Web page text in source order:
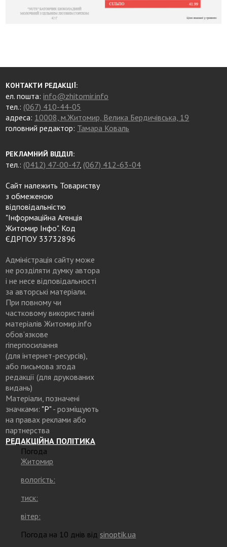
КОНТАКТИ РЕДАКЦІЇ:
ел. пошта:info@zhitomir.info
тел.: (067) 410-44-05
адреса: 10008, м.Житомир, Велика Бердичівська, 19
головний редактор: Тамара Коваль
РЕКЛАМНИЙ ВІДДІЛ:
тел.: (0412) 47-00-47, (067) 412-63-04
Сайт належить Товариству
з обмеженою
відповідальністю
"Інформаційна Агенція
Житомир Інфо". Код
ЄДРПОУ 33732896
Адміністрація сайту може
не розділяти думку автора
і не несе відповідальності
за авторські матеріали.
При повному чи
частковому використанні
матеріалів Житомир.info
обов’язкове
гіперпосилання
(для інтернет-ресурсів),
або письмова згода
редакції (для друкованих
видань)
Матеріали, позначені
значками: "Р"- розміщують
на правах реклами або
партнерства
РЕДАКЦІЙНА ПОЛІТИКА
Погода
Житомир
вологість:
тиск:
вітер:
Погода на 10 днів від sinoptik.ua